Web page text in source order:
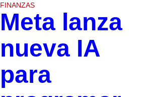
FINANZAS
Meta lanza
nueva IA
para